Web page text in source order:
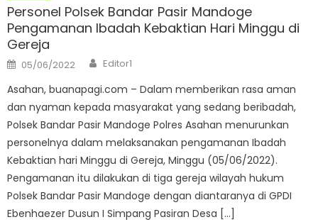
Personel Polsek Bandar Pasir Mandoge
Pengamanan Ibadah Kebaktian Hari Minggu di
Gereja
Posted
on
05/06/2022 Author
Editor1
Asahan, buanapagi.com – Dalam memberikan rasa aman
dan nyaman kepada masyarakat yang sedang beribadah,
Polsek Bandar Pasir Mandoge Polres Asahan menurunkan
personelnya dalam melaksanakan pengamanan Ibadah
Kebaktian hari Minggu di Gereja, Minggu (05/06/2022).
Pengamanan itu dilakukan di tiga gereja wilayah hukum
Polsek Bandar Pasir Mandoge dengan diantaranya di GPDI
Ebenhaezer Dusun I Simpang Pasiran Desa […]